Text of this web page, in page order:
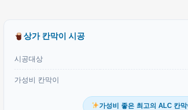
상가 칸막이 시공
시공대상
가성비 칸막이
가성비 좋은 최고의 ALC 칸